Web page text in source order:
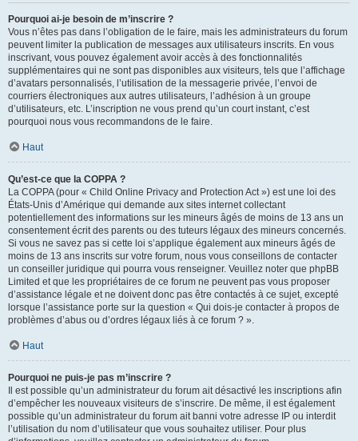
Pourquoi ai-je besoin de m’inscrire ?
Vous n’êtes pas dans l’obligation de le faire, mais les administrateurs du forum
peuvent limiter la publication de messages aux utilisateurs inscrits. En vous
inscrivant, vous pouvez également avoir accès à des fonctionnalités
supplémentaires qui ne sont pas disponibles aux visiteurs, tels que l’affichage
d’avatars personnalisés, l’utilisation de la messagerie privée, l’envoi de
courriers électroniques aux autres utilisateurs, l’adhésion à un groupe
d’utilisateurs, etc. L’inscription ne vous prend qu’un court instant, c’est
pourquoi nous vous recommandons de le faire.
Haut
Qu’est-ce que la COPPA ?
La COPPA (pour « Child Online Privacy and Protection Act ») est une loi des
États-Unis d’Amérique qui demande aux sites internet collectant
potentiellement des informations sur les mineurs âgés de moins de 13 ans un
consentement écrit des parents ou des tuteurs légaux des mineurs concernés.
Si vous ne savez pas si cette loi s’applique également aux mineurs âgés de
moins de 13 ans inscrits sur votre forum, nous vous conseillons de contacter
un conseiller juridique qui pourra vous renseigner. Veuillez noter que phpBB
Limited et que les propriétaires de ce forum ne peuvent pas vous proposer
d’assistance légale et ne doivent donc pas être contactés à ce sujet, excepté
lorsque l’assistance porte sur la question « Qui dois-je contacter à propos de
problèmes d’abus ou d’ordres légaux liés à ce forum ? ».
Haut
Pourquoi ne puis-je pas m’inscrire ?
Il est possible qu’un administrateur du forum ait désactivé les inscriptions afin
d’empêcher les nouveaux visiteurs de s’inscrire. De même, il est également
possible qu’un administrateur du forum ait banni votre adresse IP ou interdit
l’utilisation du nom d’utilisateur que vous souhaitez utiliser. Pour plus